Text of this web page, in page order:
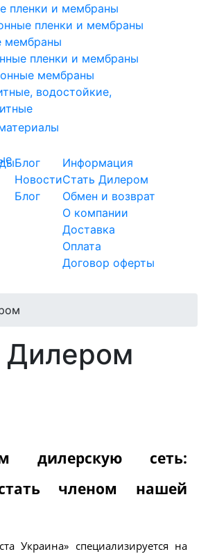
пленки и мембраны
пленки и мембраны
мембраны
пленки и мембраны
мембраны
водостойкие,
Блог
Новости
Блог
Информация
Стать Дилером
Обмен и возврат
О компании
Доставка
Оплата
Договор оферты
Дилером
дилерскую сеть:
членом нашей
Украина» специализируется на